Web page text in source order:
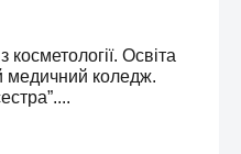
Освіта
медичний коледж.